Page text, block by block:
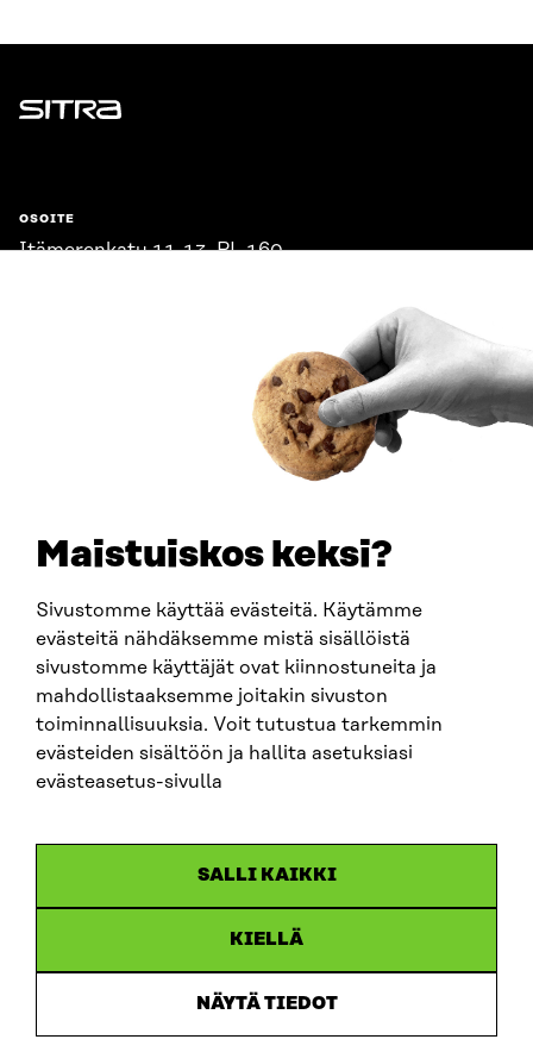
Maistuiskos keksi?
Sivustomme käyttää evästeitä. Käytämme
evästeitä nähdäksemme mistä sisällöistä
sivustomme käyttäjät ovat kiinnostuneita ja
mahdollistaaksemme joitakin sivuston
toiminnallisuuksia. Voit tutustua tarkemmin
evästeiden sisältöön ja hallita asetuksiasi
evästeasetus-sivulla
SALLI KAIKKI
KIELLÄ
NÄYTÄ TIEDOT
Sitra
OSOITE
Itämerenkatu 11-13, PL 160,
SITRA SOSIAALISESSA MEDIASSA
LinkedIn
Instagram
YouTube
Saavutettavuusseloste
Asiakirjajulkisuus